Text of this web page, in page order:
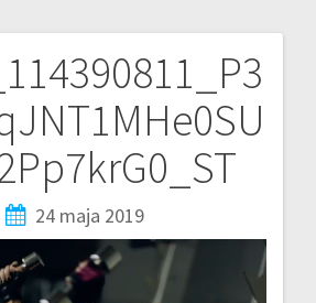
24 maja 2019
Odtwarzacz
video